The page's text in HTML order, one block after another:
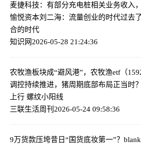
麦捷科技：有部分充电桩相关业务收入
愉悦资本刘二海：流量创业的时代过去
合的时代
知识网2026-05-28 21:24:36
农牧渔板块成“避风港”，农牧渔etf（
调控持续推进，猪周期底部布局正当时？
上行 螺纹小阳线
三联生活周刊 2026-05-24 09:58:36
9万货款压垮昔日“国货底妆第一”？